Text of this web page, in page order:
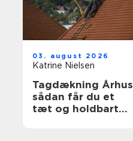
03. august 2026
Katrine Nielsen
Tagdækning Århus
sådan får du et
tæt og holdbart